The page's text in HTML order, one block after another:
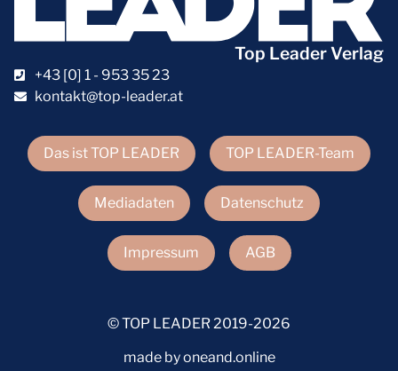
Das ist TOP LEADER TOP LEADER-Team
Mediadaten Datenschutz
Impressum AGB
Top Leader Verlag
+43 [0] 1 - 953 35 23
kontakt@top-leader.at
© TOP LEADER 2019-2026
made by oneand.online